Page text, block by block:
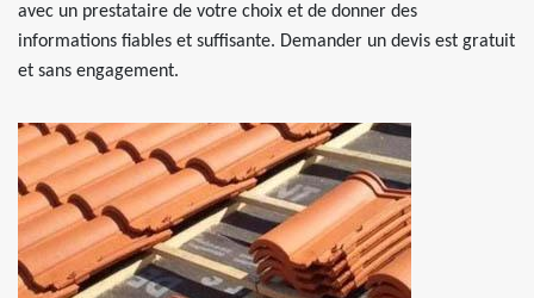
avec un prestataire de votre choix et de donner des
informations fiables et suffisante. Demander un devis est gratuit
et sans engagement.